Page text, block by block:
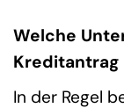
Welche
In der Regel